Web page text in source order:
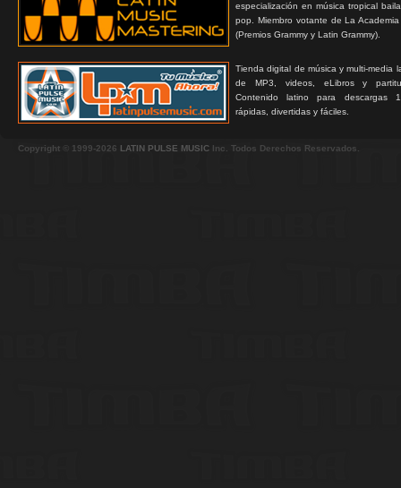
especialización en música tropical
pop. Miembro votante de La
(Premios Grammy y Latin Grammy).
Tienda digital de música y multi-media
de MP3, videos, eLibros y
Contenido latino para descargas
rápidas, divertidas y fáciles.
Copyright © 1999-2026 LATIN PULSE MUSIC Inc. Todos Derechos Reservados.